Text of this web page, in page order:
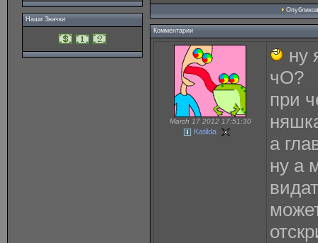
Наши Значки
Комментарии
March 17 2012 17:51:30
Katilda
ну
чО?
при
а
ну а